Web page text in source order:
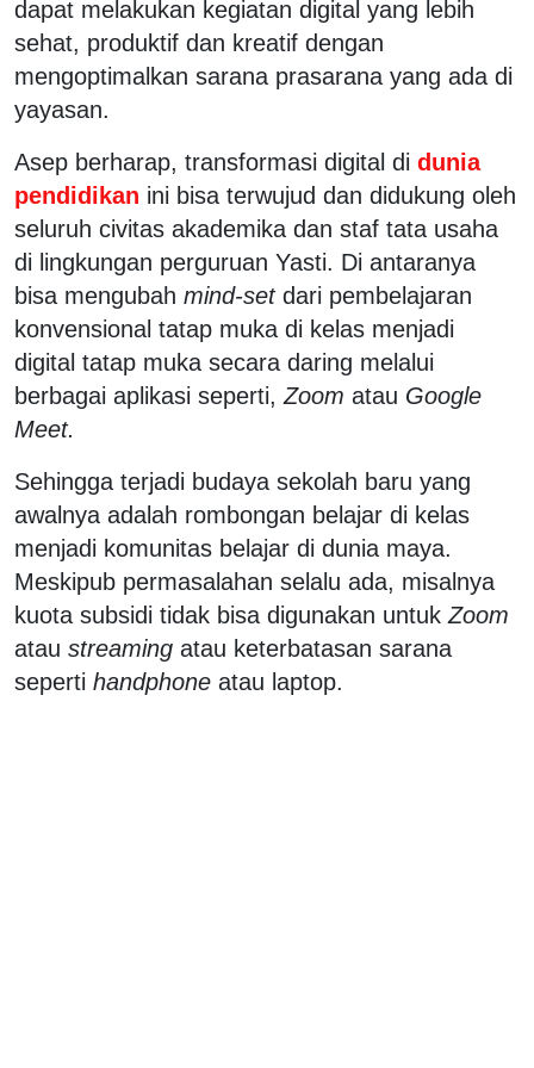
dapat melakukan kegiatan digital yang lebih
sehat, produktif dan kreatif dengan
mengoptimalkan sarana prasarana yang ada di
yayasan.
Asep berharap, transformasi digital di dunia
pendidikan ini bisa terwujud dan didukung oleh
seluruh civitas akademika dan staf tata usaha
di lingkungan perguruan Yasti. Di antaranya
bisa mengubah mind-setdari pembelajaran
konvensional tatap muka di kelas menjadi
digital tatap muka secara daring melalui
berbagai aplikasi seperti, Zoom atau Google
Meet.
Sehingga terjadi budaya sekolah baru yang
awalnya adalah rombongan belajar di kelas
menjadi komunitas belajar di dunia maya.
Meskipub permasalahan selalu ada, misalnya
kuota subsidi tidak bisa digunakan untuk Zoom
atau streaming atau keterbatasan sarana
seperti handphone atau laptop.